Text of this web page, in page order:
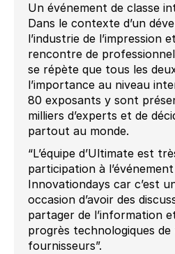
Un événement de classe
Dans le contexte d’un
l’industrie de l’impression
rencontre de
se répète que tous les
l’importance au niveau
80 exposants y sont
milliers d’experts et de
partout au monde.
“L’équipe d’Ultimate est
participation à
Innovationdays car c’est
occasion d’avoir des
partager de l’information
progrès technologiques de
fournisseurs”.